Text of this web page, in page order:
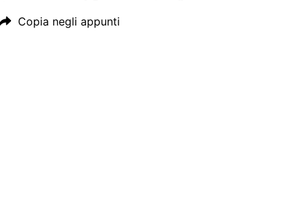
Copia negli appunti